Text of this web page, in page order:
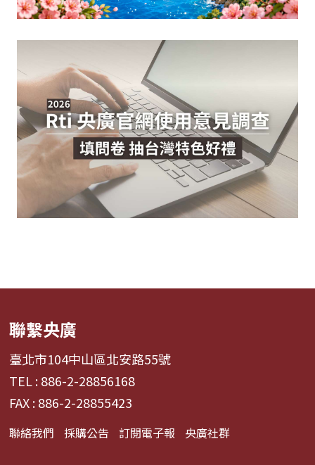
聯繫央廣
臺北市104中山區北安路55號
TEL : 886-2-28856168
FAX : 886-2-28855423
聯絡我們 採購公告 訂閱電子報 央廣社群